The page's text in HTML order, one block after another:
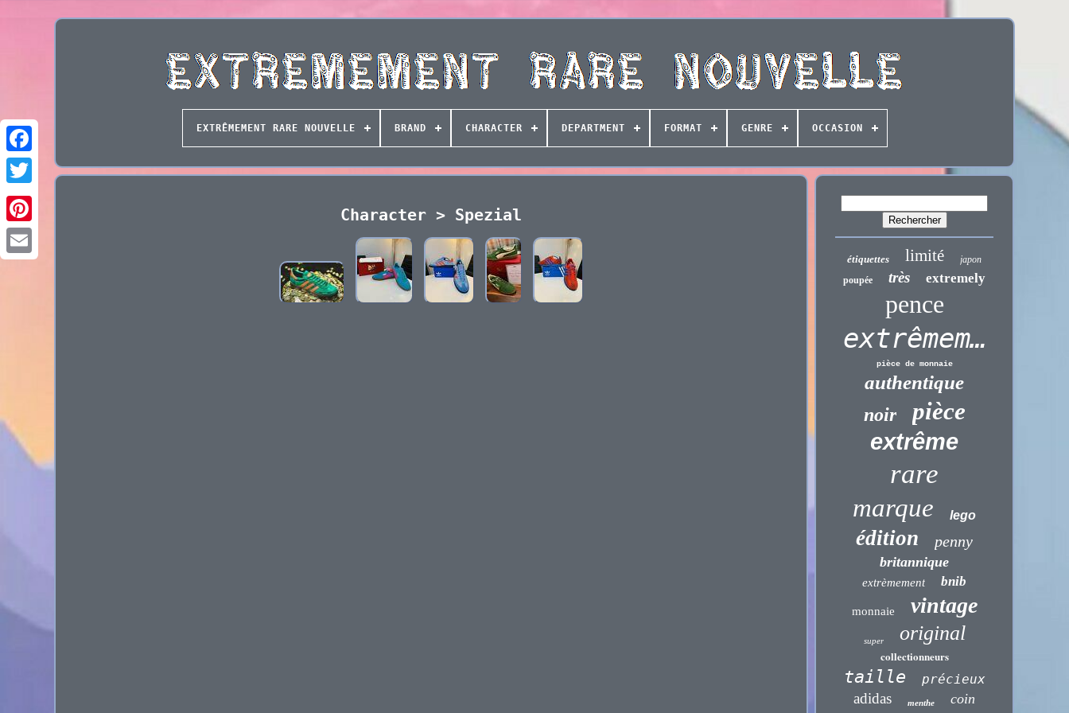
EXTRÊMEMENT RARE NOUVELLE BRAND CHARACTER DEPARTMENT FORMAT GENRE OCCASION
Character > Spezial
étiquettes limité
japon
poupée
très extremely
pence
extrêmement
pièce de monnaie
authentique
noir pièce
extrême
rare
marque lego
édition penny
britannique
extrèmement bnib
monnaie vintage
super original
collectionneurs
taille précieux
adidas menthe coin